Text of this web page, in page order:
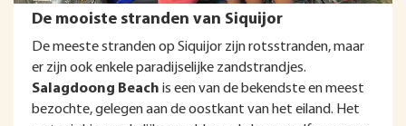
De mooiste stranden van Siquijor
De meeste stranden op Siquijor zijn rotsstranden, maar
er zijn ook enkele paradijselijke zandstrandjes.
Salagdoong Beach is een van de bekendste en meest
bezochte, gelegen aan de oostkant van het eiland. Het